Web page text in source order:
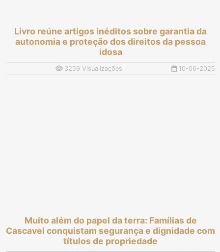
Livro reúne artigos inéditos sobre garantia da
autonomia e proteção dos direitos da pessoa
idosa
3259 Visualizações 10-06-2025
Muito além do papel da terra: Famílias de
Cascavel conquistam segurança e dignidade com
títulos de propriedade